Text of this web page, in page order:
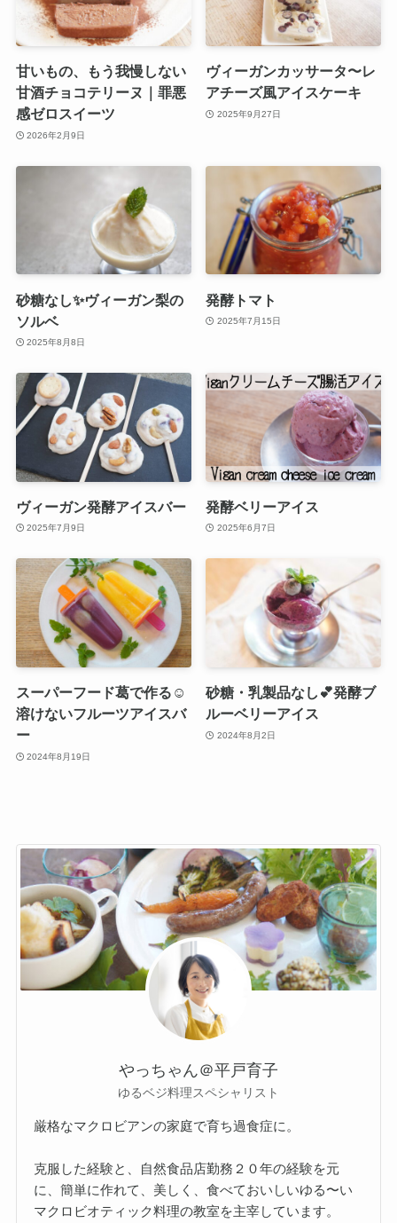
甘いもの、もう我慢しない
甘酒チョコテリーヌ｜罪悪
感ゼロスイーツ
2026年2月9日
ヴィーガンカッサータ〜レ
アチーズ風アイスケーキ
2025年9月27日
砂糖なし✨ヴィーガン梨の
ソルベ
2025年8月8日
発酵トマト
2025年7月15日
ヴィーガン発酵アイスバー
2025年7月9日
発酵ベリーアイス
2025年6月7日
スーパーフード葛で作る☺️
溶けないフルーツアイスバ
ー
2024年8月19日
砂糖・乳製品なし💕発酵ブ
ルーベリーアイス
2024年8月2日
やっちゃん＠平戸育子
ゆるベジ料理スペシャリスト
厳格なマクロビアンの家庭で育ち過食症に。
克服した経験と、自然食品店勤務２０年の経験を元
に、簡単に作れて、美しく、食べておいしいゆる〜い
マクロビオティック料理の教室を主宰しています。